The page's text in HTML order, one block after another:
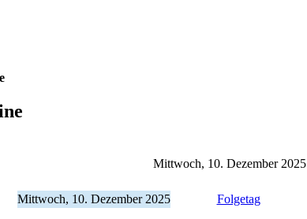
Mittwoch, 10. Dezember 2025
Mittwoch, 10. Dezember 2025 Folgetag